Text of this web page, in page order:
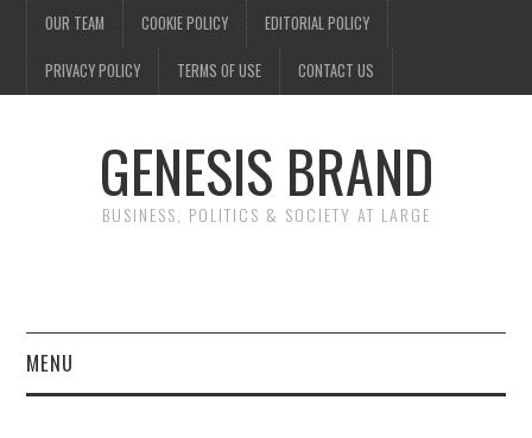
OUR TEAM COOKIE POLICY EDITORIAL POLICY
PRIVACY POLICY TERMS OF USE CONTACT US
GENESIS BRAND
BUSINESS, POLITICS & SOCIETY AT LARGE
MENU